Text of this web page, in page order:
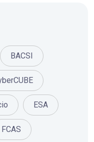
BACSI
ESA
FCAS